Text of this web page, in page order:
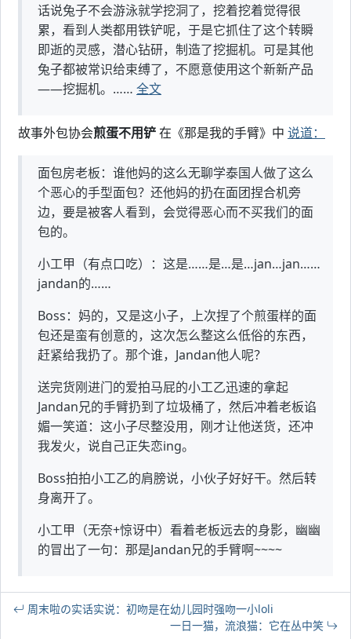
话说兔子不会游泳就学挖洞了，挖着挖着觉得很
累，看到人类都用铁铲呢，于是它抓住了这个转瞬
即逝的灵感，潜心钻研，制造了挖掘机。可是其他
兔子都被常识给束缚了，不愿意使用这个新新产品
——挖掘机。…… 全文
故事外包协会煎蛋不用铲在《那是我的手臂》中 说道：
面包房老板：谁他妈的这么无聊学泰国人做了这么
个恶心的手型面包？还他妈的扔在面团捏合机旁
边，要是被客人看到，会觉得恶心而不买我们的面
包的。
小工甲（有点口吃）：这是……是…是…jan…jan……
jandan的……
Boss：妈的，又是这小子，上次捏了个煎蛋样的面
包还是蛮有创意的，这次怎么整这么低俗的东西，
赶紧给我扔了。那个谁，Jandan他人呢？
送完货刚进门的爱拍马屁的小工乙迅速的拿起
Jandan兄的手臂扔到了垃圾桶了，然后冲着老板谄
媚一笑道：这小子尽整没用，刚才让他送货，还冲
我发火，说自己正失恋ing。
Boss拍拍小工乙的肩膀说，小伙子好好干。然后转
身离开了。
小工甲（无奈+惊讶中）看着老板远去的身影，幽幽
的冒出了一句：那是Jandan兄的手臂啊~~~~
周末啦の实话实说：初吻是在幼儿园时强吻一小loli
一日一猫，流浪猫：它在丛中笑